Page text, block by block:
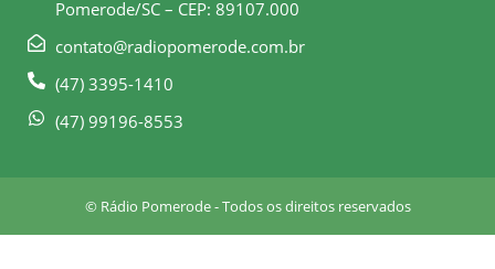
k
s
q
a
r
a
m
Pomerode/SC – CEP: 89107.000
contato@radiopomerode.com.br
(47) 3395-1410
(47) 99196-8553
© Rádio Pomerode - Todos os direitos reservados